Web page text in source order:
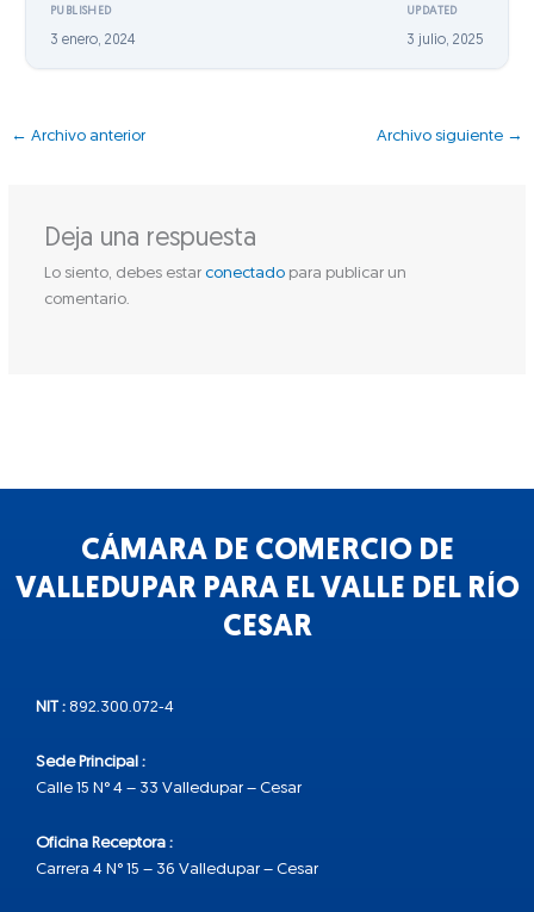
PUBLISHED
3 enero, 2024
UPDATED
3 julio, 2025
← Archivo anterior Archivo siguiente →
Deja una respuesta
Lo siento, debes estar conectadopara publicar un
comentario.
CÁMARA DE COMERCIO DE
VALLEDUPAR PARA EL VALLE DEL RÍO
CESAR
NIT : 892.300.072-4
Sede Principal :
Calle 15 N° 4 – 33 Valledupar – Cesar
Oficina Receptora :
Carrera 4 N° 15 – 36 Valledupar – Cesar